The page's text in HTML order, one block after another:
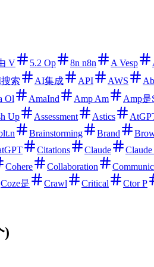
V 5.2 Op 8n n8n A Vesp
索 AI集成 API AWS
Ol AmaInd Amp Am Amp是
Up Assessment Astics
Brainstorming Brand
Citations Claude
Cohere Collaboration
Coze是 Crawl Critical Ctor P
)